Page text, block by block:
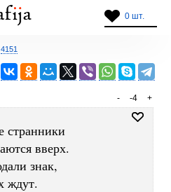
0 шт.
4151
+
-4
-
странники
вверх.
знак,
ждут.